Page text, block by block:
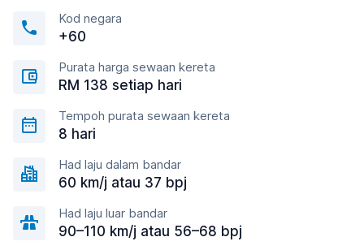
Kod negara
+60
Purata harga sewaan kereta
RM 138 setiap hari
Tempoh purata sewaan kereta
8 hari
Had laju dalam bandar
60 km/j atau 37 bpj
Had laju luar bandar
90–110 km/j atau 56–68 bpj